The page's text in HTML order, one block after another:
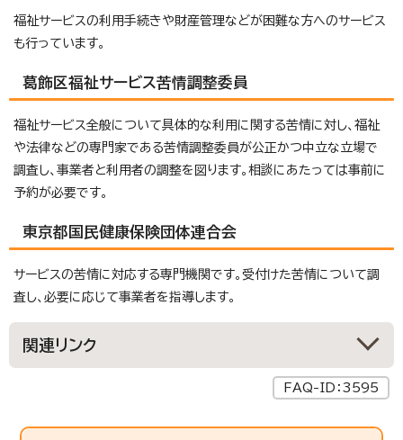
福祉サービスの利用手続きや財産管理などが困難な方へのサービス
も行っています。
葛飾区福祉サービス苦情調整委員
福祉サービス全般について具体的な利用に関する苦情に対し、福祉
や法律などの専門家である苦情調整委員が公正かつ中立な立場で
調査し、事業者と利用者の調整を図ります。相談にあたっては事前に
予約が必要です。
東京都国民健康保険団体連合会
サービスの苦情に対応する専門機関です。受付けた苦情について調
査し、必要に応じて事業者を指導します。
関連リンク
FAQ-ID：3595